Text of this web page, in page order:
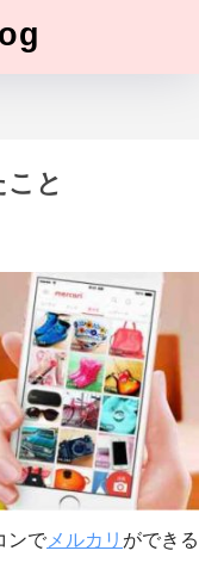
と
ンで メルカリ ができる